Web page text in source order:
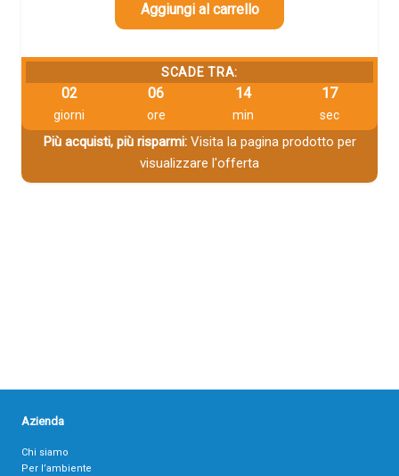
Aggiungi al carrello
SCADE TRA:
02
giorni
06
ore
14
min
16
sec
Più acquisti, più risparmi:Visita la pagina prodotto per
visualizzare l'offerta
Azienda
Chi siamo
Per l’ambiente